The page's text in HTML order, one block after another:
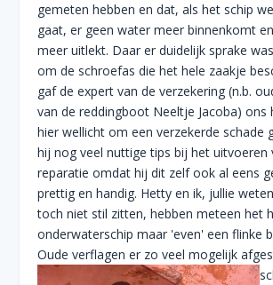
gemeten hebben en dat, als het schip
gaat, er geen water meer binnenkomt
meer uitlekt. Daar er duidelijk sprake
om de schroefas die het hele zaakje
gaf de expert van de verzekering (n.b.
van de reddingboot Neeltje Jacoba)
hier wellicht om een verzekerde schade
hij nog veel nuttige tips bij het uitvoeren
reparatie omdat hij dit zelf ook al eens
prettig en handig. Hetty en ik, jullie
toch niet stil zitten, hebben meteen het
onderwaterschip maar 'even' een flinke
Oude verflagen er zo veel mogelijk